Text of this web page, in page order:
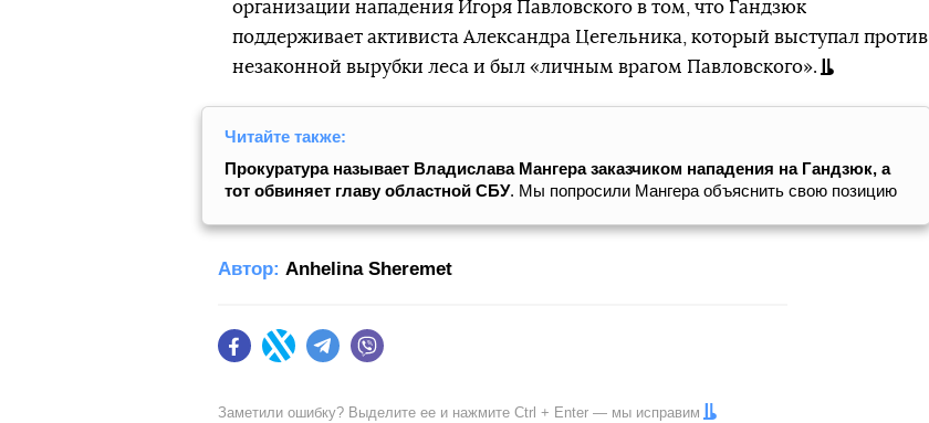
организации нападения Игоря Павловского в том, что Гандзюк
поддерживает активиста Александра Цегельника, который выступал против
незаконной вырубки леса и был «личным врагом Павловского».
Читайте также:
Прокуратура называет Владислава Мангера заказчиком нападения на Гандзюк, а
тот обвиняет главу областной СБУ. Мы попросили Мангера объяснить свою позицию
Автор: Anhelina Sheremet
FacebookTwitter Telegram
Заметили ошибку? Выделите ее и нажмите Ctrl + Enter — мы исправим